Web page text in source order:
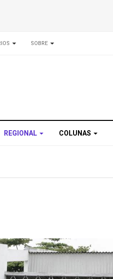
SOBRE
REGIONAL COLUNAS